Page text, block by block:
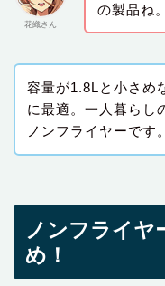
花織さん
の製品ね。
容量が1.8Lと小さめ
に最適。一人暮らし
ノンフライヤーです。
ノンフライヤ
め！